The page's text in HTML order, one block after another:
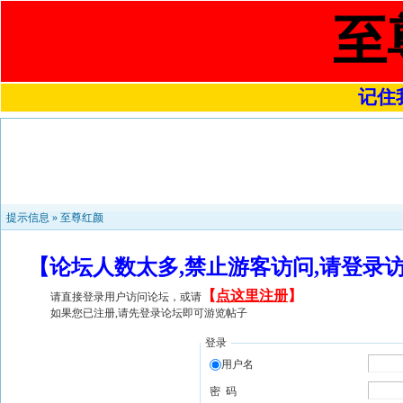
至
记住
提示信息 » 至尊红颜
【论坛人数太多,禁止游客访问,请登
请直接登录用户访问论坛，或请 【 点这里注册】
如果您已注册,请先登录论坛即可游览帖子
登录
用户名
密 码